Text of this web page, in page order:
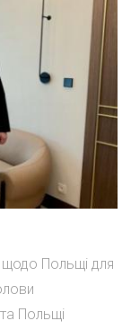
щодо Польщі для
Польщі